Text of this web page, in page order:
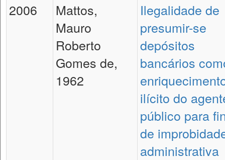
2006
Mattos,
Mauro
Roberto
Gomes de,
1962
Ilegalidade de
presumir-se
depósitos
bancários
ilícito do
público para
de
administrativa